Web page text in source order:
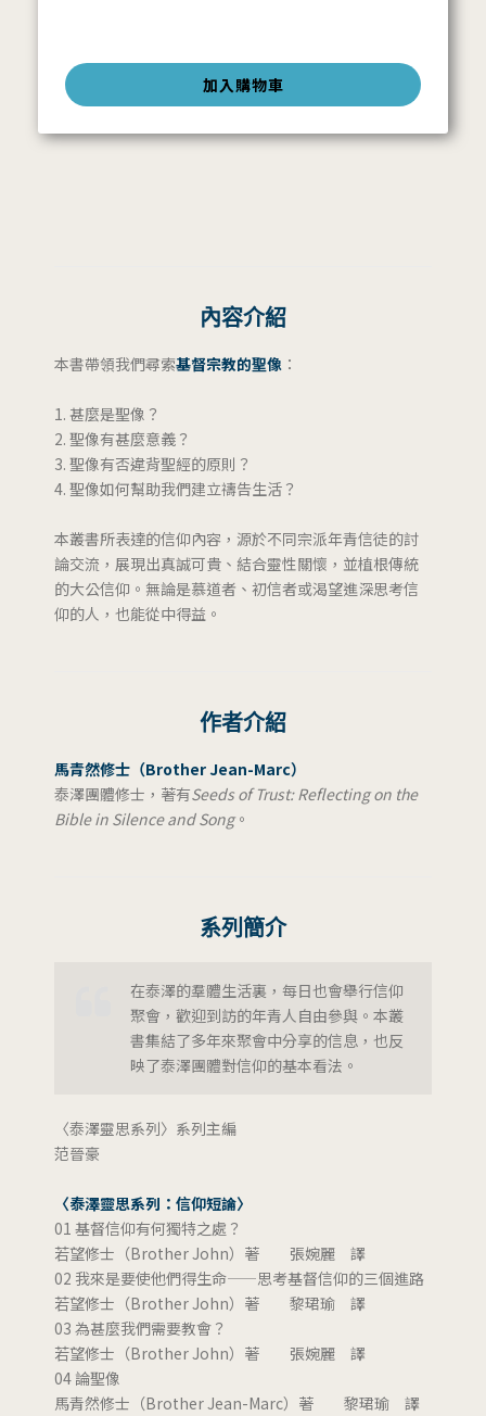
加入購物車
內容介紹
本書帶領我們尋索基督宗教的聖像 ：
1. 甚麼是聖像？
2. 聖像有甚麼意義？
3. 聖像有否違背聖經的原則？
4. 聖像如何幫助我們建立禱告生活？
本叢書所表達的信仰內容，源於不同宗派年青信徒的討
論交流，展現出真誠可貴、結合靈性關懷，並植根傳統
的大公信仰。無論是慕道者、初信者或渴望進深思考信
仰的人，也能從中得益。
作者介紹
馬青然修士（Brother Jean-Marc）
泰澤團體修士，著有Seeds of Trust: Reflecting on the
Bible in Silence and Song。
系列簡介
在泰澤的羣體生活裏，每日也會舉行信仰
聚會，歡迎到訪的年青人自由參與。本叢
書集結了多年來聚會中分享的信息，也反
映了泰澤團體對信仰的基本看法。
〈泰澤靈思系列〉系列主編
范晉豪
〈泰澤靈思系列：信仰短論〉
01 基督信仰有何獨特之處？
若望修士（Brother John）著 張婉麗 譯
02 我來是要使他們得生命——思考基督信仰的三個進路
若望修士（Brother John）著 黎珺瑜 譯
03 為甚麼我們需要教會？
若望修士（Brother John）著 張婉麗 譯
04 論聖像
馬青然修士（Brother Jean-Marc）著 黎珺瑜 譯